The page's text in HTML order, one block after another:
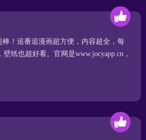
棒！追番追漫画超方便，内容超全，每
纸也超好看。官网是www.jocyapp.cn，